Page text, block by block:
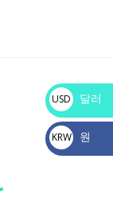
USD
$
달러
KRW
₩
원